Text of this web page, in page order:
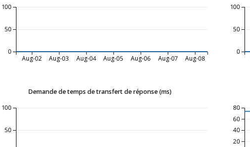
Aug-02 Aug-03 Aug-04 Aug-05 Aug-06 Aug-07 Aug-08
0
50
100
0
50
100
Demande de temps de transfert de réponse (ms)
50
100
20
40
60
80